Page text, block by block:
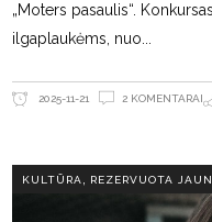
„Moters pasaulis“.
ilgaplaukėms, nuo
2025-11-21 2 KOMENTARAI
KULTŪRA, REZERVUOTA